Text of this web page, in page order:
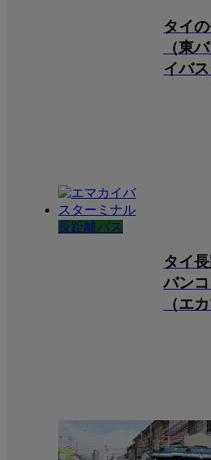
タイ
（東
イバ
長距離バス
タイ
バン
（エ